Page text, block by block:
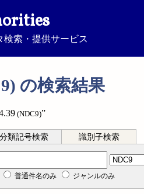
検索・提供サービス
の検索結果
(NDC9)”
分類記号検索 識別子検索
普通件名のみ ジャンルのみ